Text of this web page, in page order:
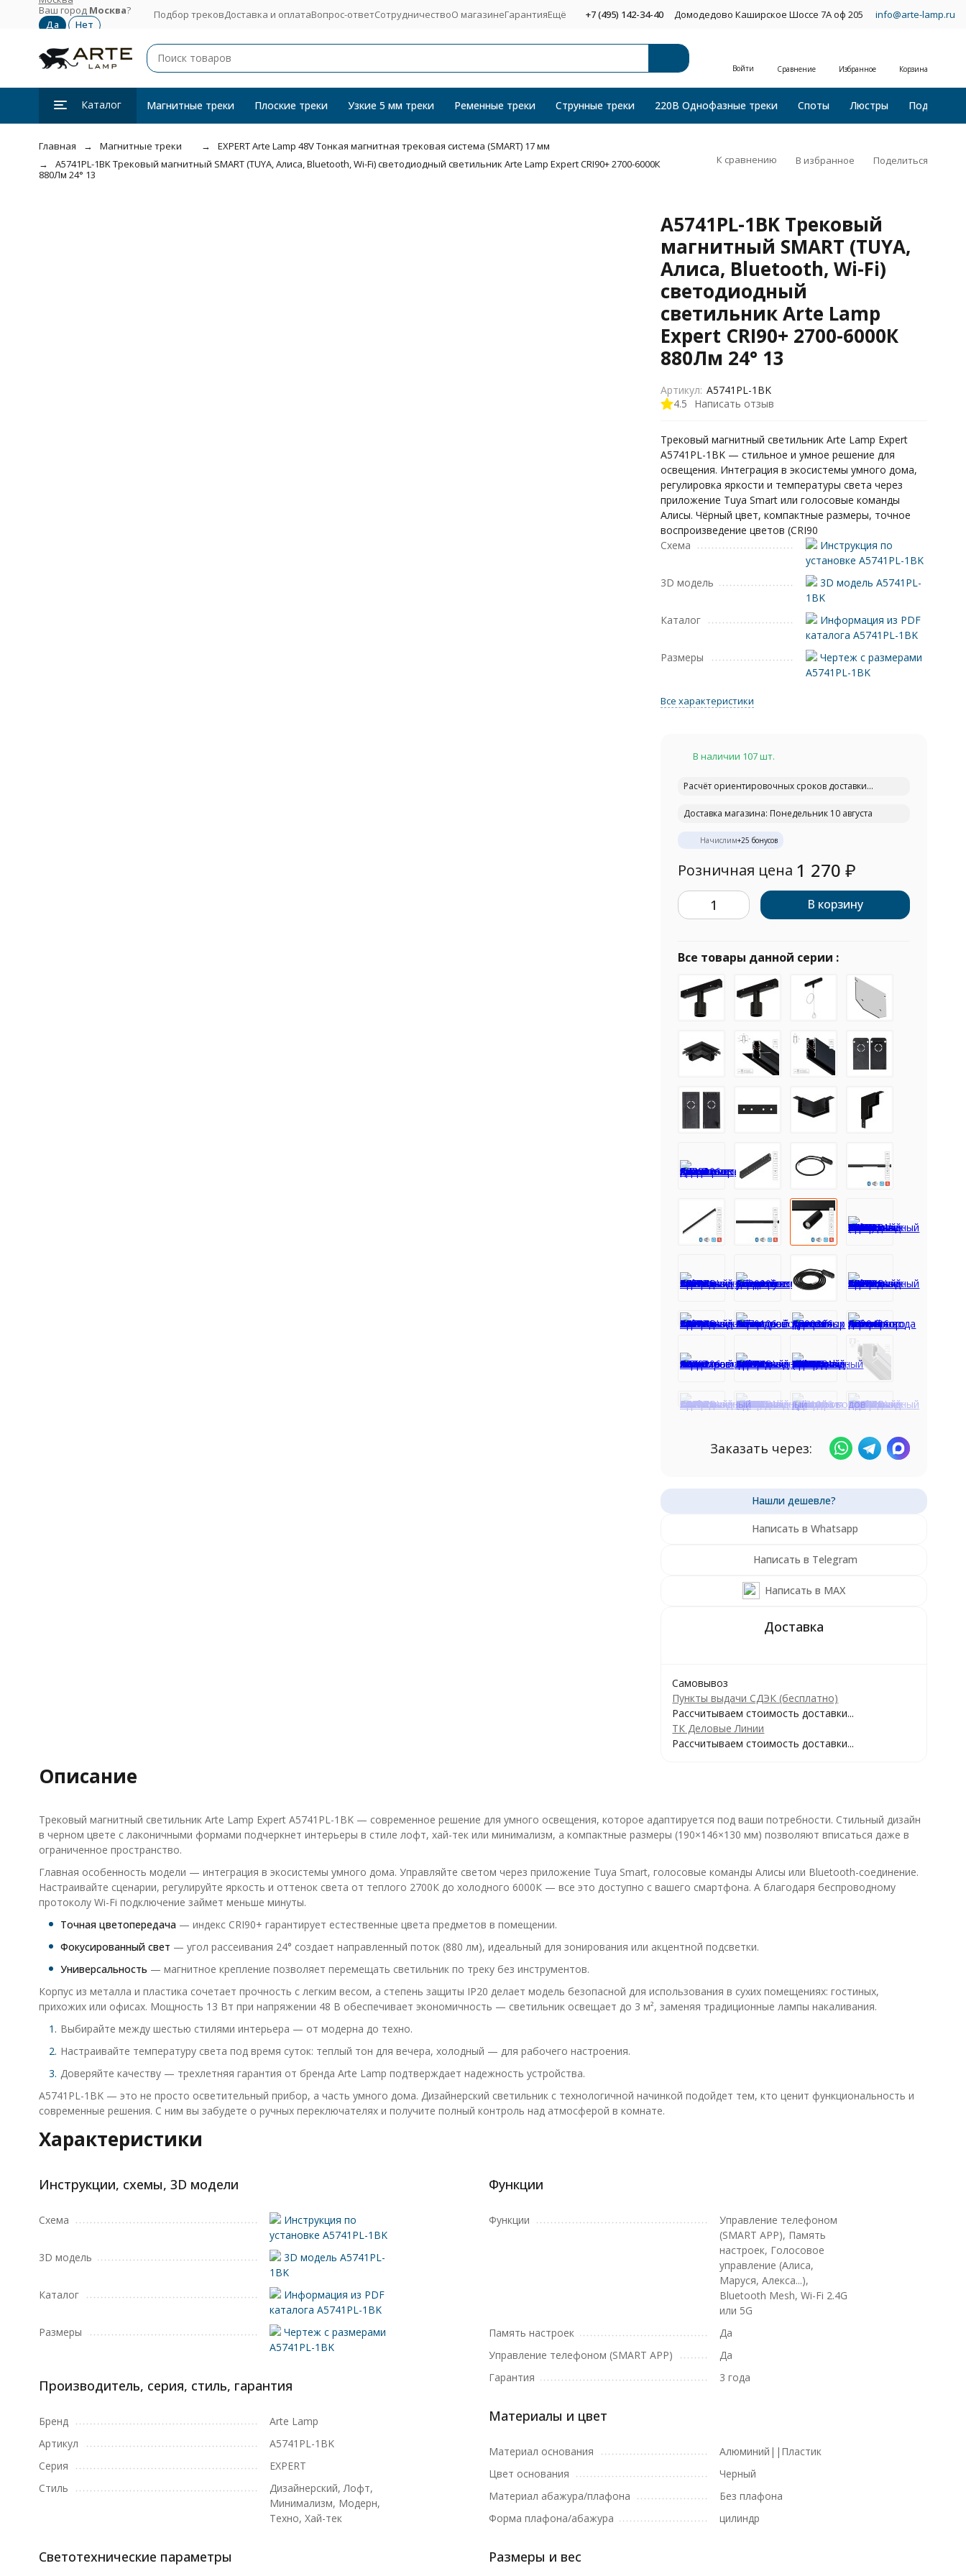
Ваш город Москва? Подбор трековДоставка и оплатаВопрос-ответСотрудничествоО магазинеГарантияЕщё +7 (495) 142-34-40 Домодедово Каширское Шоссе 7А оф 205 info@arte-lamp.ru
Войти Сравнение Избранное Корзина
Каталог Магнитные треки Плоские треки Узкие 5 мм треки Ременные треки Струнные треки 220В Однофазные треки Споты Люстры Подвесные
Главная Магнитные треки
EXPERT Arte Lamp 48V Тонкая магнитная трековая система (SMART) 17 мм
A5741PL-1BK Трековый магнитный SMART (TUYA, Алиса, Bluetooth, Wi-Fi) светодиодный светильник Arte Lamp Expert CRI90+ 2700-6000К
880Лм 24° 13
К сравнению В избранное Поделиться
A5741PL-1BK Трековый
магнитный SMART (TUYA,
Алиса, Bluetooth, Wi-Fi)
светодиодный
светильник Arte Lamp
Expert CRI90+ 2700-6000К
880Лм 24° 13
4.5 Написать отзыв
Артикул: A5741PL-1BK
Трековый магнитный светильник Arte Lamp Expert
A5741PL-1BK — стильное и умное решение для
освещения. Интеграция в экосистемы умного дома,
регулировка яркости и температуры света через
приложение Tuya Smart или голосовые команды
Алисы. Чёрный цвет, компактные размеры, точное
воспроизведение цветов (CRI90
Схема
Инструкция по
установке A5741PL-1BK
3D модель
3D модель A5741PL-
1BK
Каталог
Информация из PDF
каталога A5741PL-1BK
Размеры
Чертеж с размерами
A5741PL-1BK
Все характеристики
В наличии 107 шт.
Расчёт ориентировочных сроков доставки...
Доставка магазина: Понедельник 10 августа
Начислим+25 бонусов
Розничная цена 1 270₽
В корзину
Все товары данной серии :
Заказать через:
Написать в Whatsapp
Написать в Telegram
Написать в MAX
Самовывоз
Пункты выдачи СДЭК (бесплатно)
Рассчитываем стоимость доставки...
ТК Деловые Линии
Рассчитываем стоимость доставки...
Описание
Трековый магнитный светильник Arte Lamp Expert A5741PL-1BK — современное решение для умного освещения, которое адаптируется под ваши потребности. Стильный дизайн
в черном цвете с лаконичными формами подчеркнет интерьеры в стиле лофт, хай-тек или минимализм, а компактные размеры (190×146×130 мм) позволяют вписаться даже в
ограниченное пространство.
Главная особенность модели — интеграция в экосистемы умного дома. Управляйте светом через приложение Tuya Smart, голосовые команды Алисы или Bluetooth-соединение.
Настраивайте сценарии, регулируйте яркость и оттенок света от теплого 2700К до холодного 6000К — все это доступно с вашего смартфона. А благодаря беспроводному
протоколу Wi-Fi подключение займет меньше минуты.
Точная цветопередача— индекс CRI90+ гарантирует естественные цвета предметов в помещении.
Фокусированный свет — угол рассеивания 24° создает направленный поток (880 лм), идеальный для зонирования или акцентной подсветки.
Универсальность — магнитное крепление позволяет перемещать светильник по треку без инструментов.
Корпус из металла и пластика сочетает прочность с легким весом, а степень защиты IP20 делает модель безопасной для использования в сухих помещениях: гостиных,
прихожих или офисах. Мощность 13 Вт при напряжении 48 В обеспечивает экономичность — светильник освещает до 3 м², заменяя традиционные лампы накаливания.
Выбирайте между шестью стилями интерьера — от модерна до техно.
Настраивайте температуру света под время суток: теплый тон для вечера, холодный — для рабочего настроения.
Доверяйте качеству — трехлетняя гарантия от бренда Arte Lamp подтверждает надежность устройства.
A5741PL-1BK — это не просто осветительный прибор, а часть умного дома. Дизайнерский светильник с технологичной начинкой подойдет тем, кто ценит функциональность и
современные решения. С ним вы забудете о ручных переключателях и получите полный контроль над атмосферой в комнате.
Характеристики
Инструкции, схемы, 3D модели
Схема
Инструкция по
установке A5741PL-1BK
3D модель
3D модель A5741PL-
1BK
Каталог
Информация из PDF
каталога A5741PL-1BK
Размеры
Чертеж с размерами
A5741PL-1BK
Производитель, серия, стиль, гарантия
Бренд
Arte Lamp
Артикул
A5741PL-1BK
Серия
EXPERT
Стиль
Дизайнерский, Лофт,
Минимализм, Модерн,
Техно, Хай-тек
Светотехнические параметры
Функции
Функции
Управление телефоном
(SMART APP), Память
настроек, Голосовое
управление (Алиса,
Маруся, Алекса...),
Bluetooth Mesh, Wi-Fi 2.4G
или 5G
Память настроек
Да
Управление телефоном (SMART APP)
Да
Гарантия
3 года
Материалы и цвет
Материал основания
Алюминий||Пластик
Цвет основания
Черный
Материал абажура/плафона
Без плафона
Форма плафона/абажура
цилиндр
Размеры и вес